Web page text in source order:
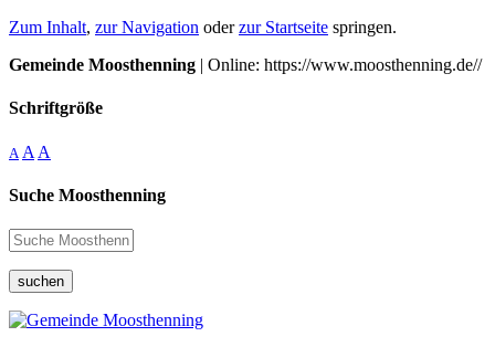
Zum Inhalt, zur Navigation oderzur Startseite springen.
Gemeinde Moosthenning | Online: https://www.moosthenning.de//
Schriftgröße
A A A
Suche Moosthenning
suchen